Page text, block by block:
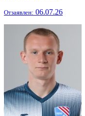
Отзаявлен: 06.07.26